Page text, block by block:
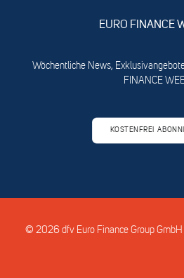
EURO FINANCE
Wöchentliche News,
FINANCE
KOSTENFREI
© 2026 dfv Euro Finance Group GmbH